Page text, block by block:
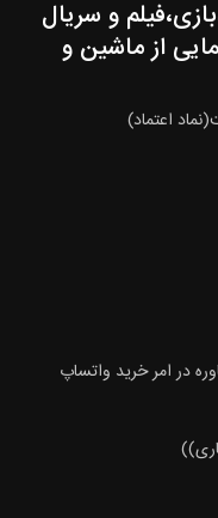
و سریال
از ماشین و
اعتماد)
در امر خرید واتساپ